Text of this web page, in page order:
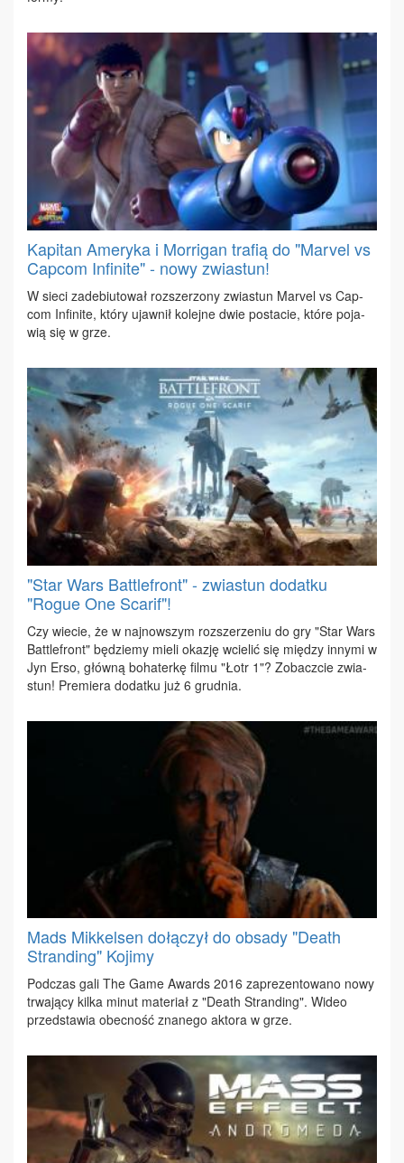
Kapitan Ameryka i Morrigan trafią do "Marvel vs
Capcom Infinite" - nowy zwiastun!
W sie­ci za­de­biu­to­wał roz­sze­rzo­ny zwia­stun Ma­rvel vs Cap­
com In­fi­ni­te, któ­ry ujaw­nił ko­lej­ne dwie po­sta­cie, któ­re po­ja­
wią się w grze.
"Star Wars Battlefront" - zwiastun dodatku
"Rogue One Scarif"!
Czy wie­cie, że w naj­now­szym roz­sze­rze­niu do gry "Star Wars
Bat­tle­front" bę­dzie­my mie­li oka­zję wcie­lić się mię­dzy in­ny­mi w
Jyn Er­so, głów­ną bo­ha­ter­kę fil­mu "Łotr 1"? Zo­bacz­cie zwia­
stun! Pre­mie­ra do­dat­ku już 6 grud­nia.
Mads Mikkelsen dołączył do obsady "Death
Stranding" Kojimy
Pod­czas ga­li The Ga­me Awards 2016 za­pre­zen­to­wa­no no­wy
trwa­ją­cy kil­ka mi­nut ma­te­riał z "De­ath Stran­ding". Wi­deo
przed­sta­wia obec­ność zna­ne­go ak­to­ra w grze.